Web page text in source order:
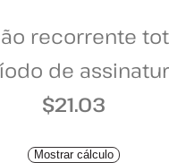
recorrente
de
$21.03
Mostrar cálculo